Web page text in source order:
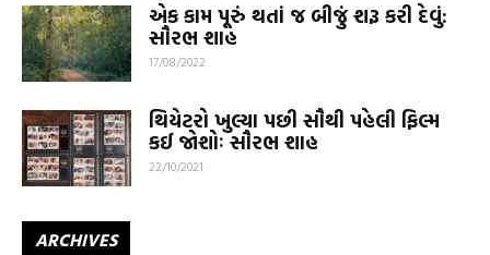
એક કામ પૂરું થતાં જ બીજું શરૂ કરી દેવું:
સૌરભ શાહ
17/08/2022
થિયેટરો ખુલ્યા પછી સૌથી પહેલી ફિલ્મ
કઈ જોશોઃ સૌરભ શાહ
22/10/2021
ARCHIVES